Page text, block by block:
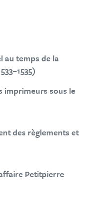
au temps de la
imprimeurs sous le
des règlements et
Petitpierre